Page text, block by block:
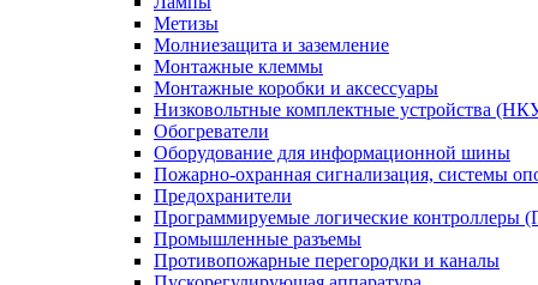
Метизы
Молниезащита и заземление
Монтажные клеммы
Монтажные коробки и аксессуары
Низковольтные комплектные устройства
Обогреватели
Оборудование для информационной шины
Пожарно-охранная сигнализация, системы
Предохранители
Программируемые логические контроллеры
Промышленные разъемы
Противопожарные перегородки и каналы